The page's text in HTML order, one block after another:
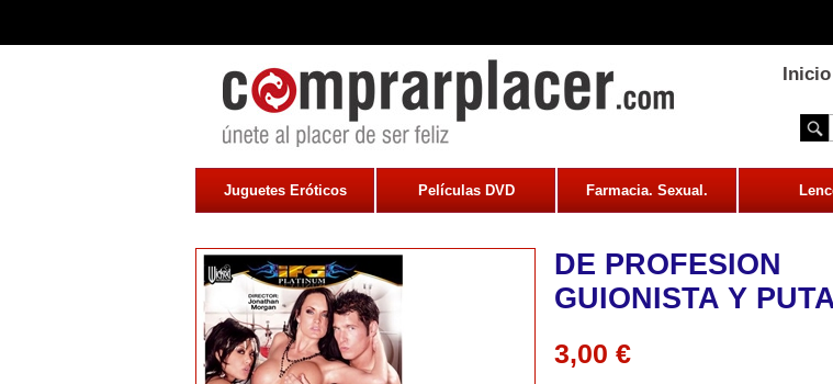
Inicio
Juguetes Eróticos Películas DVD Farmacia. Sexual.
DE PROFESION
GUIONISTA Y
3,00 €